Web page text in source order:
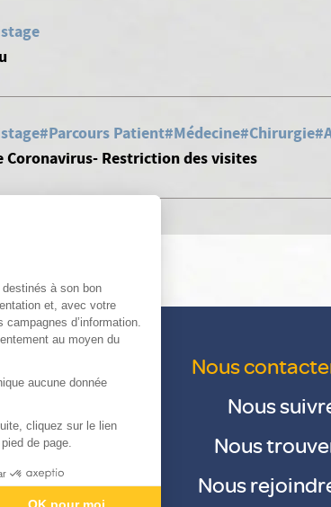
à son bon
et, avec votre
d’information.
au moyen du
aucune donnée
cliquez sur le lien
de page.
#Parcours Patient#Médecine#Chirurgie
Coronavirus- Restriction des visites
Nous
Nous
Nous
Nous